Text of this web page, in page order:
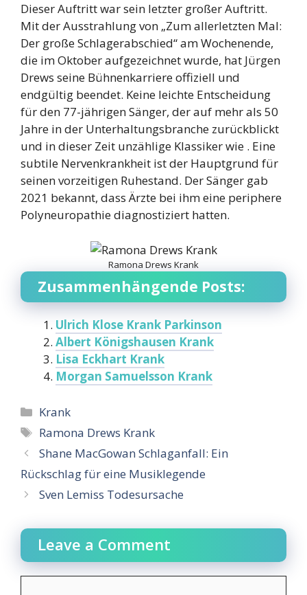
Dieser Auftritt war sein letzter großer Auftritt.
Mit der Ausstrahlung von „Zum allerletzten Mal:
Der große Schlagerabschied“ am Wochenende,
die im Oktober aufgezeichnet wurde, hat Jürgen
Drews seine Bühnenkarriere offiziell und
endgültig beendet. Keine leichte Entscheidung
für den 77-jährigen Sänger, der auf mehr als 50
Jahre in der Unterhaltungsbranche zurückblickt
und in dieser Zeit unzählige Klassiker wie . Eine
subtile Nervenkrankheit ist der Hauptgrund für
seinen vorzeitigen Ruhestand. Der Sänger gab
2021 bekannt, dass Ärzte bei ihm eine periphere
Polyneuropathie diagnostiziert hatten.
Ramona Drews Krank
Zusammenhängende Posts:
Ulrich Klose Krank Parkinson
Albert Königshausen Krank
Lisa Eckhart Krank
Morgan Samuelsson Krank
Categories
Krank
Tags
Ramona Drews Krank
Shane MacGowan Schlaganfall: Ein
Rückschlag für eine Musiklegende
Sven Lemiss Todesursache
Leave a Comment